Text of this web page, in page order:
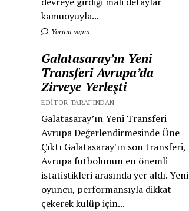
kamuoyuyla...
Yorum yapın
Galatasaray’ın Yeni
Transferi Avrupa’da
Zirveye Yerleşti
EDITOR TARAFINDAN
Galatasaray’ın Yeni Transferi
Avrupa Değerlendirmesinde Öne
Çıktı Galatasaray'ın son transferi,
Avrupa futbolunun en önemli
istatistikleri arasında yer aldı. Yeni
oyuncu, performansıyla dikkat
çekerek kulüp için...